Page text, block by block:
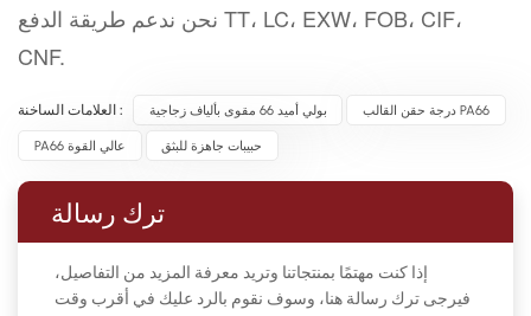
نحن ندعم طريقة الدفع TT، LC، EXW، FOB، CIF،
CNF.
العلامات الساخنة : بولي أميد 66 مقوى بألياف زجاجية درجة حقن القالب PA66
PA66 عالي القوة حبيبات جاهزة للبثق
ترك رسالة
إذا كنت مهتمًا بمنتجاتنا وتريد معرفة المزيد من التفاصيل،
فيرجى ترك رسالة هنا، وسوف نقوم بالرد عليك في أقرب وقت